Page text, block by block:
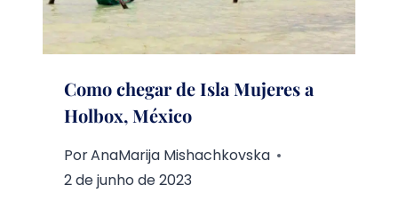
Como chegar de Isla Mujeres a
Holbox, México
PorAnaMarija Mishachkovska
2 de junho de 2023